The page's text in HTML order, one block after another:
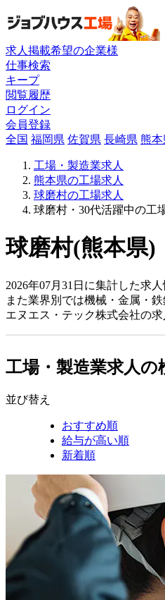
求人掲載希望の企業様
仕事検索
キープ
閲覧履歴
ログイン
会員登録
全国 福岡県 佐賀県 長崎県 熊本
工場・製造業求人
熊本県の工場求人
球磨村の工場求人
球磨村・30代活躍中の工
球磨村(熊本県)
2026年07月31日に集計した求
また業界別では機械・金属・
エヌエス・テック株式会社の
工場・製造業求人の
並び替え
おすすめ順
給与が高い順
新着順